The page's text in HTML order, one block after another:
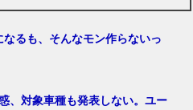
るも、そんなモン作らないっ
、対象車種も発表しない。ユー